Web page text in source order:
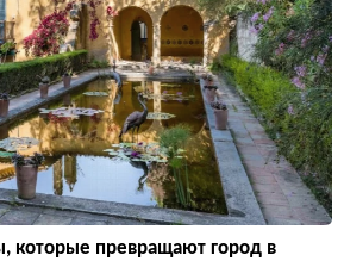
которые превращают город в